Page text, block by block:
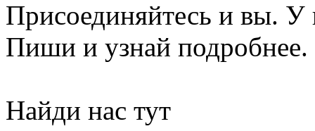
Присоединяйтесь и вы. У
Пиши и узнай подробнее.
Найди нас тут